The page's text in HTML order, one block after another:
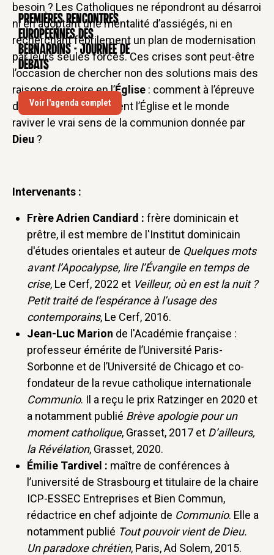
CONFÉRENCE
Premières rencontres
européennes des
Bernardins - Journée de
débats
Voir l'agenda complet
besoin ? Les Catholiques ne répondront au désarroi
ni en adoptant une mentalité d’assiégés, ni en
recherchant fébrilement un plan de modernisation
par leurs seules forces. Ces crises sont peut-être
l’occasion de chercher non des solutions mais des
raisons de croire en l’Église : comment à l’épreuve
des crises qui traversent l’Église et le monde
raviver le vrai sens de la communion donnée par
Dieu ?
Intervenants :
Frère Adrien Candiard : frère dominicain et
prêtre, il est membre de l'Institut dominicain
d'études orientales et auteur de Quelques mots
avant l’Apocalypse, lire l’Évangile en temps de
crise, Le Cerf, 2022 et Veilleur, où en est la nuit ?
Petit traité de l’espérance à l’usage des
contemporains, Le Cerf, 2016.
Jean-Luc Marion de l'Académie française :
professeur émérite de l’Université Paris-
Sorbonne et de l’Université de Chicago et co-
fondateur de la revue catholique internationale
Communio. Il a reçu le prix Ratzinger en 2020 et
a notamment publié Brève apologie pour un
moment catholique, Grasset, 2017 et D’ailleurs,
la Révélation, Grasset, 2020.
Émilie Tardivel : maître de conférences à
l’université de Strasbourg et titulaire de la chaire
ICP-ESSEC Entreprises et Bien Commun,
rédactrice en chef adjointe de Communio. Elle a
notamment publié Tout pouvoir vient de Dieu.
Un paradoxe chrétien, Paris, Ad Solem, 2015.